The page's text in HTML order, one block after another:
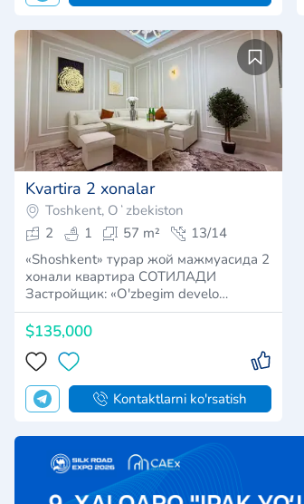
Toshkent, Oʻzbekiston
57 m²
​«Shoshkent» турар жой мажмуасида 2
хонали квартира СОТИЛАДИ
Застройщик: «O'zbegim develo…
$135,000
Kontaktlarni ko'rsatish
Toshkent, Oʻzbekiston